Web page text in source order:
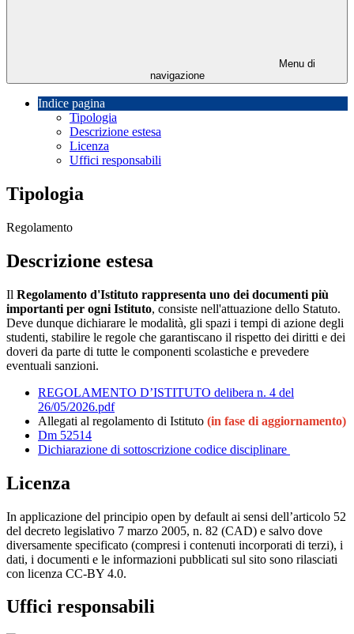
Menu di
navigazione
Indice pagina
Tipologia
Descrizione estesa
Licenza
Uffici responsabili
Tipologia
Regolamento
Descrizione estesa
Il Regolamento d'Istituto rappresenta uno dei documenti più
importanti per ogni Istituto, consiste nell'attuazione dello Statuto.
Deve dunque dichiarare le modalità, gli spazi i tempi di azione degli
studenti, stabilire le regole che garantiscano il rispetto dei diritti e dei
doveri da parte di tutte le componenti scolastiche e prevedere
eventuali sanzioni.
REGOLAMENTO D’ISTITUTO delibera n. 4 del
26/05/2026.pdf
Allegati al regolamento di Istituto (in fase di aggiornamento)
Dm 52514
Dichiarazione di sottoscrizione codice disciplinare
Licenza
In applicazione del principio open by default ai sensi dell’articolo 52
del decreto legislativo 7 marzo 2005, n. 82 (CAD) e salvo dove
diversamente specificato (compresi i contenuti incorporati di terzi), i
dati, i documenti e le informazioni pubblicati sul sito sono rilasciati
con licenza CC-BY 4.0.
Uffici responsabili